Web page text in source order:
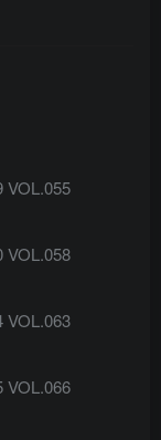
VOL.055
VOL.058
VOL.063
VOL.066